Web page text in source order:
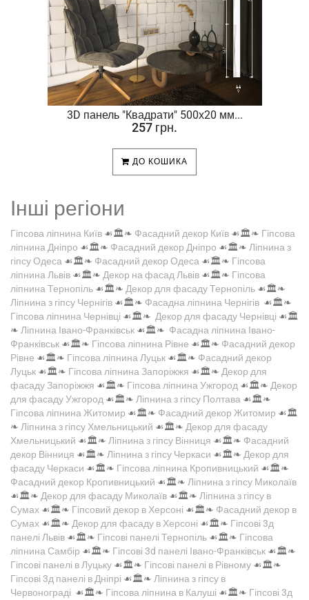
3D панель "Квадрати" 500х20 мм...
257 грн.
ДО КОШИКА
Інші регіони
Гіпсова ліпнина Київ ☙🏛️❧ Фасадний декор Київ ☙🏛️❧ Гіпсова
ліпнина Дніпро ☙🏛️❧ Фасадний декор Дніпро ☙🏛️❧ Ліпнина з
гіпсу Одеса ☙🏛️❧ Фасадний декор Одеса ☙🏛️❧ Гіпсова
ліпнина Львів ☙🏛️❧ Декор на фасад Львів ☙🏛️❧ Гіпсова
ліпнина Тернопіль ☙🏛️❧ Декор для фасаду Тернопіль ☙🏛️❧
Ліпнина з гіпсу Чернігів ☙🏛️❧ Фасадна ліпнина Чернігів ☙🏛️❧
Гіпсова ліпнина Чернівці ☙🏛️❧ Декор для фасаду Чернівці ☙🏛️
❧ Ліпнина Івано-Франківськ ☙🏛️❧ Фасадна ліпнина Івано-
Франківськ ☙🏛️❧ Гіпсова ліпнина Рівне ☙🏛️❧ Фасадний декор
Рівне ☙🏛️❧ Гіпсова ліпнина Луцьк ☙🏛️❧ Фасадний декор
Луцьк ☙🏛️❧ Гіпсова ліпнина Запоріжжя ☙🏛️❧ Декор для
фасаду Запоріжжя ☙🏛️❧ Гіпсова ліпнина Ужгород ☙🏛️❧ Декор
для фасаду Ужгород ☙🏛️❧ Ліпнина з гіпсу Полтава ☙🏛️❧
Гіпсова ліпнина Житомир ☙🏛️❧ Фасадний декор Житомир ☙🏛️
❧ Ліпнина з гіпсу Хмельницький ☙🏛️❧ Декор для фасаду
Хмельницький ☙🏛️❧ Ліпнина з гіпсу Вінниця ☙🏛️❧ Фасадний
декор Вінниця ☙🏛️❧ Ліпнина з гіпсу Черкаси ☙🏛️❧ Декор для
фасаду Черкаси ☙🏛️❧ Гіпсова ліпнина Кропивницький ☙🏛️❧
Фасадний декор Кропивницький ☙🏛️❧ Ліпнина з гіпсу Миколаїв
☙🏛️❧ Декор для фасаду Миколаїв ☙🏛️❧ Ліпнина з гіпсу в
Сумах ☙🏛️❧ Гіпсовий декор в Херсоні ☙🏛️❧ Фасадний декор в
Сумах ☙🏛️❧ Декор для фасаду в Херсоні ☙🏛️❧ Гіпсові 3д
панелі Львів ☙🏛️❧ Гіпсові панелі Тернопіль ☙🏛️❧ Гіпсова
ліпнина Самбір ☙🏛️❧ Гіпсові 3d панелі Івано-Франківськ ☙🏛️❧
Гіпсові панелі в Луцьку ☙🏛️❧ Гіпсові панелі в Рівному ☙🏛️❧
Гіпсові 3д панелі в Дніпрі ☙🏛️❧ Ліпнина з гіпсу в
Червонограді ☙🏛️❧ Гіпсова ліпнина в Калуші ☙🏛️❧ Гіпсові 3д